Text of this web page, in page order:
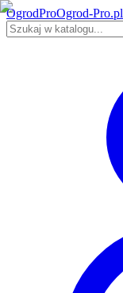
OgrodProOgrod-Pro.pl